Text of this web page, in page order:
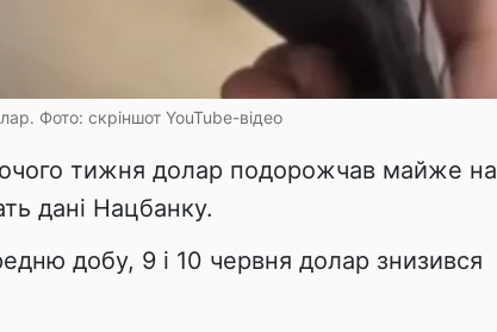
Фото: скріншот YouTube-відео
тижня долар подорожчав майже на
дані Нацбанку.
добу, 9 і 10 червня долар знизився